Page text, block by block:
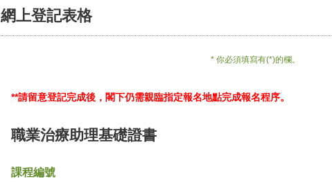
網上登記表格
* 你必須填寫有(*)的欄。
**請留意登記完成後，閣下仍需親臨指定報名地點完成報名程序。
職業治療助理基礎證書
課程編號